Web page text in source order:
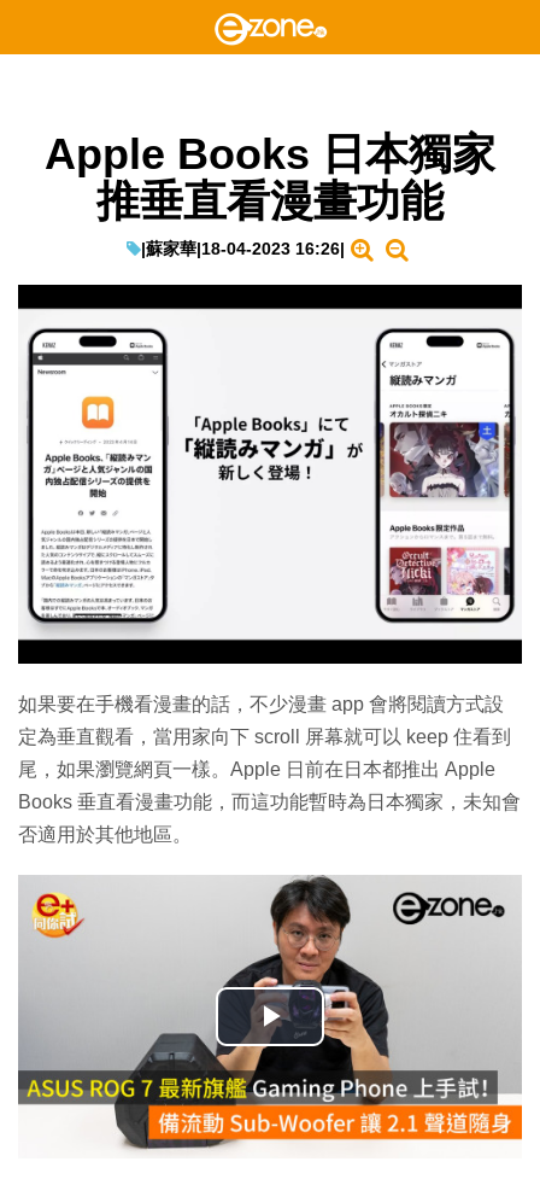
Apple Books 日本獨家
推垂直看漫畫功能
|蘇家華|18-04-2023 16:26|
如果要在手機看漫畫的話，不少漫畫 app 會將閱讀方式設
定為垂直觀看，當用家向下 scroll 屏幕就可以 keep 住看到
尾，如果瀏覽網頁一樣。Apple 日前在日本都推出 Apple
Books 垂直看漫畫功能，而這功能暫時為日本獨家，未知會
否適用於其他地區。
播
放
影